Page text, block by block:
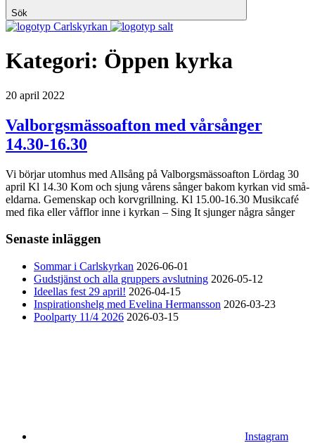
Sök
Carlskyrkan
Kategori: Öppen kyrka
20 april 2022
Valborgsmässoafton med vårsånger
14.30-16.30
Vi börjar utomhus med Allsång på Valborgsmässoafton Lördag 30
april Kl 14.30 Kom och sjung vårens sånger bakom kyrkan vid små-
eldarna. Gemenskap och korvgrillning. Kl 15.00-16.30 Musikcafé
med fika eller våfflor inne i kyrkan – Sing It sjunger några sånger
Senaste inläggen
Sommar i Carlskyrkan 2026-06-01
Gudstjänst och alla gruppers avslutning 2026-05-12
Ideellas fest 29 april! 2026-04-15
Inspirationshelg med Evelina Hermansson 2026-03-23
Poolparty 11/4 2026 2026-03-15
Instagram